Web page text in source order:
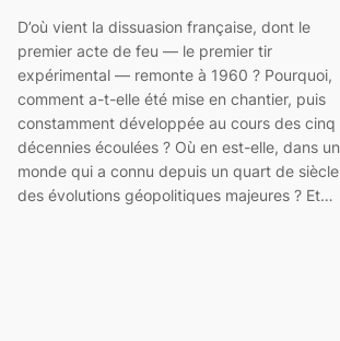
D’où vient la dissuasion française, dont le
premier acte de feu — le premier tir
expérimental — remonte à 1960 ? Pourquoi,
comment a-t-elle été mise en chantier, puis
constamment développée au cours des cinq
décennies écoulées ? Où en est-elle, dans un
monde qui a connu depuis un quart de siècle
des évolutions géopolitiques majeures ? Et…